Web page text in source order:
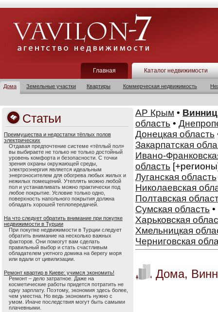
Главная Каталог недвижимости
Дома Земельные участки Квартиры Коммерческая недвижимость
Статьи
Преимущества и недостатки тёплых полов
электрических
Отдавая предпочтение системе «тёплый пол»
вы выбираете не только не только достойный
уровень комфорта и безопасности. С точки
зрения охраны окружающей среды,
электроэнергия является идеальным
энергоносителем для обогрева любых жилых и
нежилых помещений. Утеплять можно любой
пол и устанавливать можно практически под
любое покрытие. Условие только одно,
поверхность напольного покрытия должна
обладать хорошей теплопередачей.
На что следует обратить внимание при покупке
недвижимости в Турции
При покупке недвижимости в Турции следует
обратить внимание на несколько важных
факторов. Они помогут вам сделать
правильный выбор и стать счастливым
обладателем уютного домика на берегу моря
или вдали от цивилизации.
Ремонт квартир в Киеве: учимся экономить!
Ремонт – дело затратное. Даже на
косметические работы придется потратить не
одну зарплату. Поэтому, экономия здесь более,
чем уместна. Но ведь экономить нужно с
умом. Иначе последствия могут быть самыми
плачевными.
АР Крым •
область •
Донецкая область
Закарпатская
Ивано-
область
Луганская область
Николаевская
Полтавская
Сумская область •
Харьковская
Хмельницкая
Черниговская
Дома,